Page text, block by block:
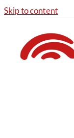
Skip to content